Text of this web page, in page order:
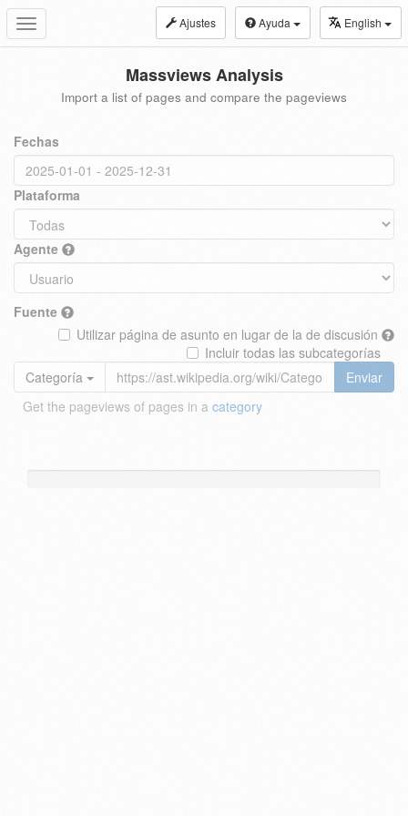
Toggle
navigation
Ajustes Ayuda English
Massviews Analysis
Import a list of pages and compare the pageviews
Fechas
Plataforma
Agente
Fuente
Utilizar página de asunto en lugar de la de discusión
Incluir todas las subcategorías
Categoría
Enviar
Get the pageviews of pages in a category